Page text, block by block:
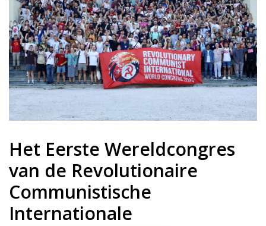
Het Eerste Wereldcongres
van de Revolutionaire
Communistische
Internationale